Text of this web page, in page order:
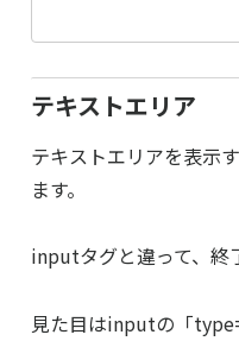
テキストエリア
テキストエリアを表示
ます。
inputタグと違って、終
見た目はinputの「